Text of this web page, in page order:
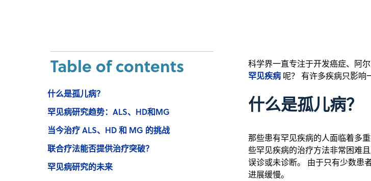
Table of contents
什么是孤儿病？
罕见病研究趋势：ALS、HD和MG
当今治疗 ALS、HD 和 MG 的挑战
联合疗法能否提供治疗突破？
罕见病研究的未来
科学界一直专注于开发癌症、阿
罕见疾病 呢？ 有许多疾病只影响
什么是孤儿病？
那些患有罕见疾病的人面临着多
些罕见疾病的治疗方法非常困难
误诊或未诊断。 由于只有少数患
进展缓慢。